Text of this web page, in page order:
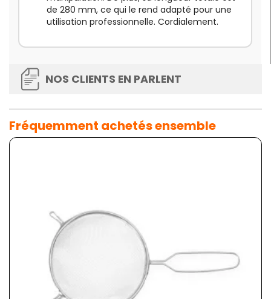
de 280 mm, ce qui le rend adapté pour une
utilisation professionnelle. Cordialement.
NOS CLIENTS EN PARLENT
Fréquemment achetés ensemble